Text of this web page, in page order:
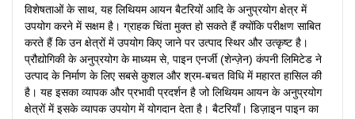
विशेषताओं के साथ, यह लिथियम आयन बैटरियों आदि के अनुप्रयोग क्षेत्र में
उपयोग करने में सक्षम है। ग्राहक चिंता मुक्त हो सकते हैं क्योंकि परीक्षण साबित
करते हैं कि उन क्षेत्रों में उपयोग किए जाने पर उत्पाद स्थिर और उत्कृष्ट है।
प्रौद्योगिकी के अनुप्रयोग के माध्यम से, पाइन एनर्जी (शेन्ज़ेन) कंपनी लिमिटेड ने
उत्पाद के निर्माण के लिए सबसे कुशल और श्रम-बचत विधि में महारत हासिल की
है। यह इसका व्यापक और प्रभावी प्रदर्शन है जो लिथियम आयन के अनुप्रयोग
क्षेत्रों में इसके व्यापक उपयोग में योगदान देता है। बैटरियाँ। डिज़ाइन पाइन का